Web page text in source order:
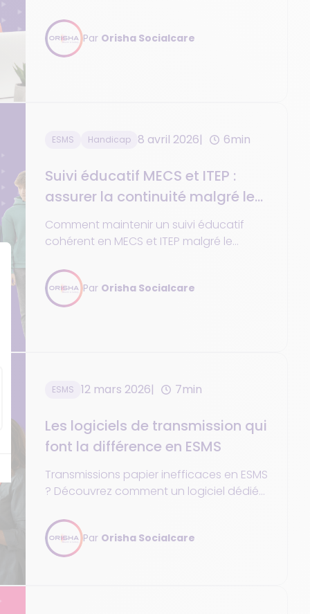
échanges avec la MDPH et suivez
chaque demande en temps réel.
Réduisez les ressaisies, améliorez la
Par Orisha Socialcare
ESMS Handicap 8 avril 2026 6min
Suivi éducatif MECS et ITEP :
assurer la continuité malgré le
turnover
Comment maintenir un suivi éducatif
cohérent en MECS et ITEP malgré le
pour garantir la continuité.
Par Orisha Socialcare
ESMS 12 mars 2026 7min
Les logiciels de transmission qui
font la différence en ESMS
Transmissions papier inefficaces en ESMS
? Découvrez comment un logiciel dédié
la continuité des soins.
Par Orisha Socialcare